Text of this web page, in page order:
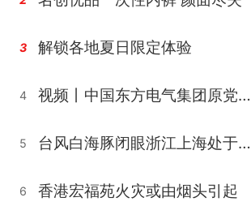
3 解锁各地夏日限定体验
4 视频丨中国东方电气集团原党组副书记、董事宋致远被查
5 台风白海豚闭眼浙江上海处于危险半圆
6 香港宏福苑火灾或由烟头引起